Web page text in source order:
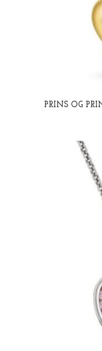
PRINS OG